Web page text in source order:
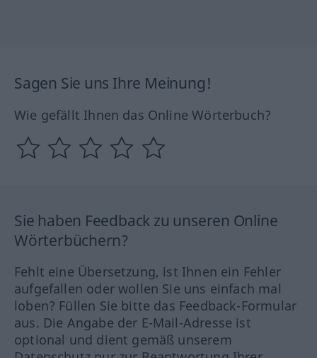
Sagen Sie uns Ihre Meinung!
Wie gefällt Ihnen das Online Wörterbuch?
Sie haben Feedback zu unseren Online
Wörterbüchern?
Fehlt eine Übersetzung, ist Ihnen ein Fehler
aufgefallen oder wollen Sie uns einfach mal
loben? Füllen Sie bitte das Feedback-Formular
aus. Die Angabe der E-Mail-Adresse ist
optional und dient gemäß unserem